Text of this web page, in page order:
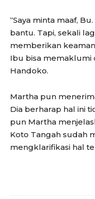
“Saya minta maaf,
bantu. Tapi, sekali
memberikan
Ibu bisa memaklumi
Handoko.
Martha pun
Dia berharap hal ini
pun Martha
Koto Tangah sudah
mengklarifikasi hal